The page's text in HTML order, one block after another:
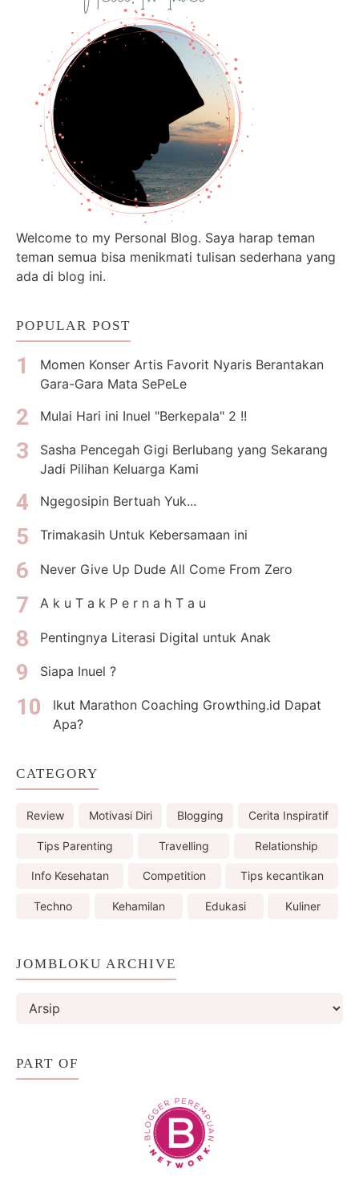
Welcome to my Personal Blog. Saya harap teman
teman semua bisa menikmati tulisan sederhana yang
ada di blog ini.
POPULAR POST
Momen Konser Artis Favorit Nyaris Berantakan
Gara-Gara Mata SePeLe
Mulai Hari ini Inuel "Berkepala" 2 !!
Sasha Pencegah Gigi Berlubang yang Sekarang
Jadi Pilihan Keluarga Kami
Ngegosipin Bertuah Yuk...
Trimakasih Untuk Kebersamaan ini
Never Give Up Dude All Come From Zero
A k u T a k P e r n a h T a u
Pentingnya Literasi Digital untuk Anak
Siapa Inuel ?
Ikut Marathon Coaching Growthing.id Dapat
Apa?
CATEGORY
Review Motivasi Diri Blogging Cerita Inspiratif
Tips Parenting Travelling Relationship
Info Kesehatan Competition Tips kecantikan
Techno Kehamilan Edukasi Kuliner
JOMBLOKU ARCHIVE
PART OF